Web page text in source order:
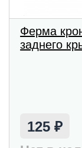
Ферма
заднего
125₽